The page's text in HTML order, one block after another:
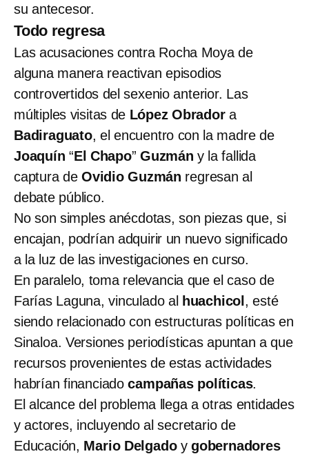
su antecesor.
Todo regresa
Las acusaciones contra Rocha Moya de
alguna manera reactivan episodios
controvertidos del sexenio anterior. Las
múltiples visitas de López Obradora
Badiraguato, el encuentro con la madre de
Joaquín “El Chapo” Guzmán y la fallida
captura deOvidio Guzmán regresan al
debate público.
No son simples anécdotas, son piezas que, si
encajan, podrían adquirir un nuevo significado
a la luz de las investigaciones en curso.
En paralelo, toma relevancia que el caso de
Farías Laguna, vinculado al huachicol , esté
siendo relacionado con estructuras políticas en
Sinaloa. Versiones periodísticas apuntan a que
recursos provenientes de estas actividades
habrían financiadocampañas políticas.
El alcance del problema llega a otras entidades
y actores, incluyendo al secretario de
Educación, Mario Delgado ygobernadores